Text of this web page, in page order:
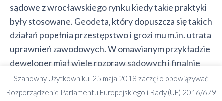
sądowe z wrocławskiego rynku kiedy takie praktyki
były stosowane. Geodeta, który dopuszcza się takich
działań popełnia przestępstwo i grozi mu m.in. utrata
uprawnień zawodowych. W omawianym przykładzie
deweloper miał wiele rozpraw sądowych i finalnie
„zbankrutował” o czym można przeczytać w wielu
wyrokach sądowych i w internecie.
Szanowny Użytkowniku, 25 maja 2018 zaczęło obowiązywać
Rozporządzenie Parlamentu Europejskiego i Rady (UE) 2016/679